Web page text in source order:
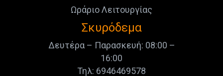
Ωράριο Λειτουργίας
Σκυρόδεμα
Δευτέρα – Παρασκευή: 08:00 –
16:00
Τηλ: 6946469578